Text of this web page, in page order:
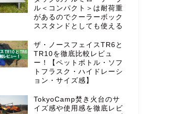
ル＜コンパクト＞は耐荷重
があるのでクーラーボック
ススタンドとしても使える
ザ・ノースフェイスTR6と
TR10を徹底比較レビュ
ー！【ペットボトル・ソフ
トフラスク・ハイドレーシ
ョン・サイズ感】
TokyoCamp焚き火台のサ
イズ感や使用感を徹底レビ